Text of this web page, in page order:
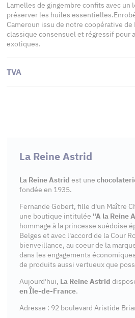
Lamelles de gingembre confits avec un
préserver les huiles
Cameroun issu de notre coopérative de
classique consensuel et régressif pour
exotiques.
TVA
La Reine Astrid
La Reine Astrid est une
fondée en 1935.
Fernande Gobert, fille d'un Maître
une boutique intitulée "A la Reine
hommage à la princesse suédoise
Belges et avec l'accord de la Cour
bienveillance, au coeur de la
dans les engagements
de produits aussi vertueux que
Aujourd'hui, La Reine Astrid
en Île-de-France.
Adresse : 92 boulevard Aristide